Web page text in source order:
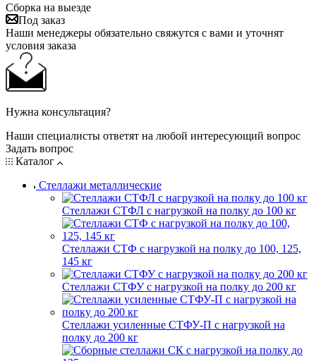
Сборка на выезде
Под заказ
Наши менеджеры обязательно свяжутся с вами и уточнят
условия заказа
Нужна консультация?
Наши специалисты ответят на любой интересующий вопрос
Задать вопрос
Каталог
Стеллажи металлические
Стеллажи СТФЛ с нагрузкой на полку до 100 кг
Стеллажи СТФ с нагрузкой на полку до 100, 125,
145 кг
Стеллажи СТФУ с нагрузкой на полку до 200 кг
Стеллажи усиленные СТФУ-П с нагрузкой на
полку до 200 кг